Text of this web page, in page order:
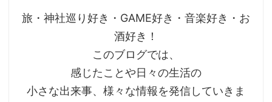
旅・神社巡り好き・GAME好き・音楽好き・お
酒好き！
このブログでは、
感じたことや日々の生活の
小さな出来事、様々な情報を発信していきま